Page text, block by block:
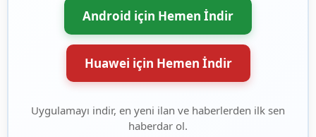
Android için Hemen İndir
Huawei için Hemen İndir
Uygulamayı indir, en yeni ilan ve haberlerden ilk sen
haberdar ol.